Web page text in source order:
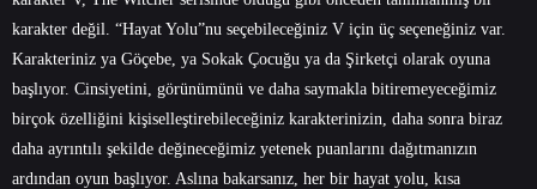
karakter değil. “Hayat Yolu”nu seçebileceğiniz V için üç seçeneğiniz var.
Karakteriniz ya Göçebe, ya Sokak Çocuğu ya da Şirketçi olarak oyuna
başlıyor. Cinsiyetini, görünümünü ve daha saymakla bitiremeyeceğimiz
birçok özelliğini kişiselleştirebileceğiniz karakterinizin, daha sonra biraz
daha ayrıntılı şekilde değineceğimiz yetenek puanlarını dağıtmanızın
ardından oyun başlıyor. Aslına bakarsanız, her bir hayat yolu, kısa